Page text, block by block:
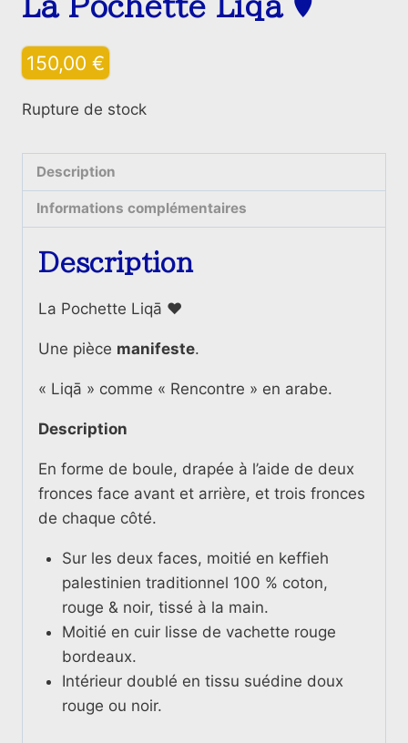
La Pochette Liqā ♥️
150,00 €
Rupture de stock
Description
Informations complémentaires
Description
La Pochette Liqā ♥️
Une pièce manifeste.
« Liqā » comme « Rencontre » en arabe.
Description
En forme de boule, drapée à l’aide de deux
fronces face avant et arrière, et trois fronces
de chaque côté.
Sur les deux faces, moitié en keffieh
palestinien traditionnel 100 % coton,
rouge & noir, tissé à la main.
Moitié en cuir lisse de vachette rouge
bordeaux.
Intérieur doublé en tissu suédine doux
rouge ou noir.